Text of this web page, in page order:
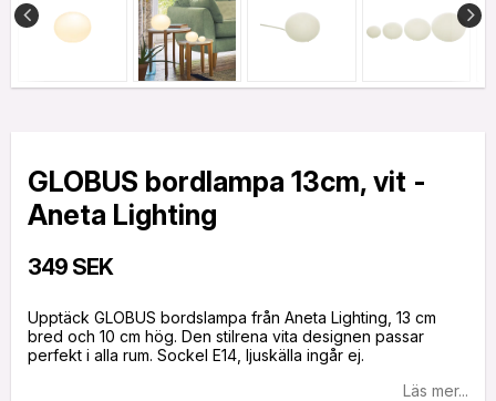
GLOBUS bordlampa 13cm, vit -
Aneta Lighting
349 SEK
Upptäck GLOBUS bordslampa från Aneta Lighting, 13 cm
bred och 10 cm hög. Den stilrena vita designen passar
perfekt i alla rum. Sockel E14, ljuskälla ingår ej.
Läs mer...